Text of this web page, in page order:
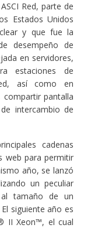
Red, parte de
Estados Unidos
y que fue la
desempeño de
en servidores,
estaciones de
así como en
compartir pantalla
intercambio de
cadenas
web para permitir
año, se lanzó
un peculiar
tamaño de un
siguiente año es
II Xeon™, el cual